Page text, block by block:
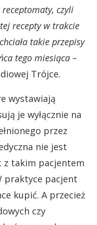
czyli
recepty w trakcie
takie przepisy
tego miesiąca –
Trójce.
wystawiają
je wyłącznie na
przez
nie jest
z takim pacjentem
praktyce pacjent
kupić. A przecież
czy